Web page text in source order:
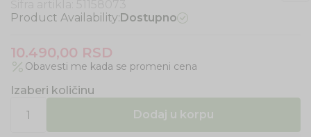
Product Availability:Dostupno
10.490,00 RSD
Obavesti me kada se promeni cena
Izaberi količinu
Dodaj u korpu